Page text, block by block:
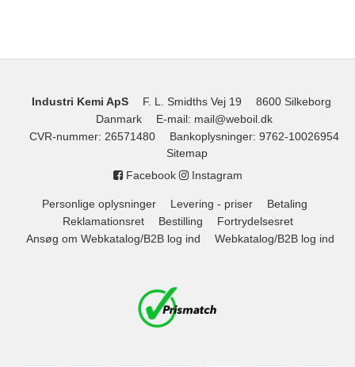
Industri Kemi ApS F. L. Smidths Vej 19
8600 Silkeborg
Danmark
E-mail: mail@weboil.dk
CVR-nummer: 26571480 Bankoplysninger: 9762-10026954
Sitemap
Facebook
Instagram
Personlige oplysninger Levering - priser
Betaling
Reklamationsret
Bestilling
Fortrydelsesret
Ansøg om Webkatalog/B2B log ind
Webkatalog/B2B log ind